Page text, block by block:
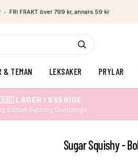
• FRI FRAKT över 799 kr, annars 59 kr
& TEMAN LEKSAKER PRYLAR
LAGER I SVERIGE
Edition Squishy Dumplings
Sugar Squishy -